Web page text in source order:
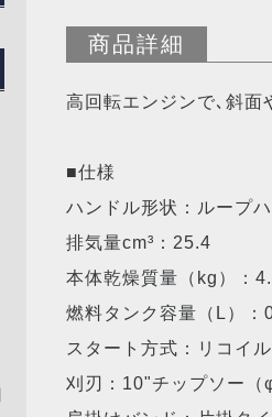
商品詳細
高回転エンジンで､斜面
■仕様
ハンドル形状：ループ
排気量cm³：25.4
本体乾燥質量（kg）：
燃料タンク容量（L）：
スタート方式：リコイ
刈刃：10"チップソー